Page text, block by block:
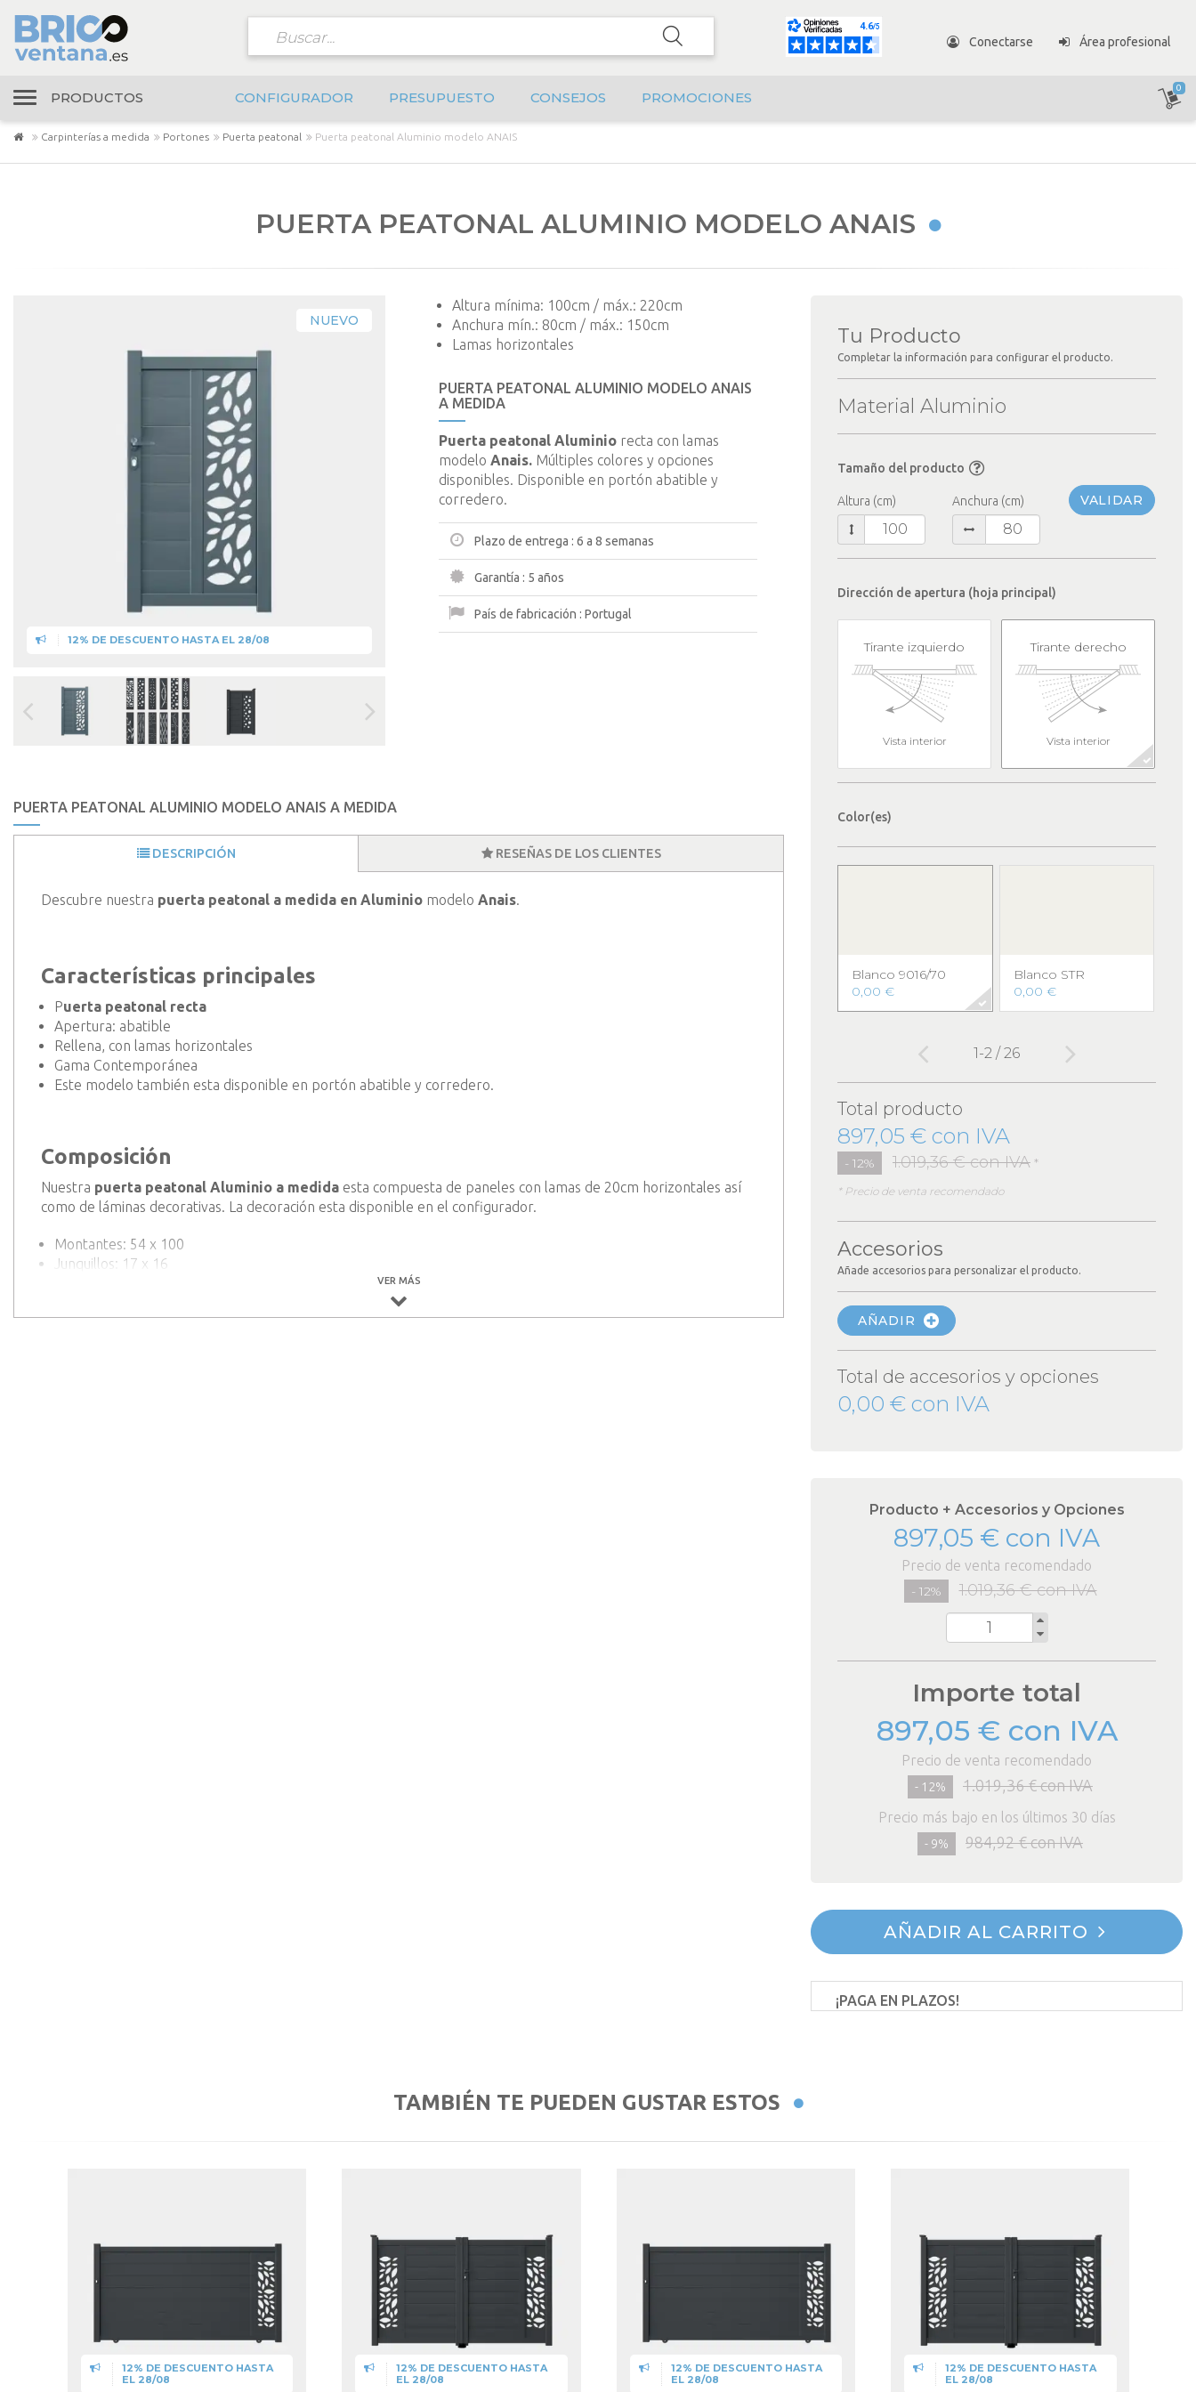
Conectarse Área profesional
PRODUCTOS CONFIGURADOR PRESUPUESTO CONSEJOS PROMOCIONES
0
Carpinterías a medida Portones Puerta peatonal Puerta peatonal Aluminio modelo ANAIS
PUERTA PEATONAL ALUMINIO MODELO ANAIS
NUEVO
NUEVO
12% DE DESCUENTO HASTA EL 28/08
Altura mínima: 100cm / máx.: 220cm
Anchura mín.: 80cm / máx.: 150cm
Lamas horizontales
PUERTA PEATONAL ALUMINIO MODELO ANAIS
A MEDIDA
Puerta peatonal Aluminio recta con lamas
modelo Anais. Múltiples colores y opciones
disponibles. Disponible en portón abatible y
corredero.
Plazo de entrega : 6 a 8 semanas
Garantía : 5 años
País de fabricación : Portugal
PUERTA PEATONAL ALUMINIO MODELO ANAIS A MEDIDA
DESCRIPCIÓN RESEÑAS DE LOS CLIENTES
VER MÁS
Descubre nuestra puerta peatonal a medida en Aluminio modelo Anais.
Características principales
Puerta peatonal recta
Apertura: abatible
Rellena, con lamas horizontales
Gama Contemporánea
Este modelo también esta disponible en portón abatible y corredero.
Composición
Nuestra puerta peatonal Aluminio a medida esta compuesta de paneles con lamas de 20cm horizontales así
como de láminas decorativas. La decoración esta disponible en el configurador.
Montantes: 54 x 100
Junquillos: 17 x 16
Junquillos lámina: 16 x 16
Tu Producto
Completar la información para configurar el producto.
Material Aluminio
Tamaño del producto
Altura (cm) Anchura (cm) VALIDAR
Dirección de apertura (hoja principal)
Tirante izquierdo
Vista interior
Tirante derecho
Vista interior
Color(es)
Blanco 9016/70
0,00 €
Blanco STR
0,00 €
1-2 / 26
Total producto
897,05 € con IVA
- 12% 1.019,36 € con IVA *
* Precio de venta recomendado
Accesorios
Añade accesorios para personalizar el producto.
AÑADIR
Total de accesorios y opciones
0,00 € con IVA
Producto + Accesorios y Opciones
897,05 € con IVA
Precio de venta recomendado
- 12%
1.019,36 € con IVA
Cantidad
Importe total
897,05 € con IVA
Precio de venta recomendado
- 12% 1.019,36 € con IVA
Precio más bajo en los últimos 30 días
- 9% 984,92 € con IVA
AÑADIR AL CARRITO
¡PAGA EN PLAZOS!
TAMBIÉN TE PUEDEN GUSTAR ESTOS
12% DE DESCUENTO HASTA
EL 28/08
12% DE DESCUENTO HASTA
EL 28/08
12% DE DESCUENTO HASTA
EL 28/08
12% DE DESCUENTO HASTA
EL 28/08